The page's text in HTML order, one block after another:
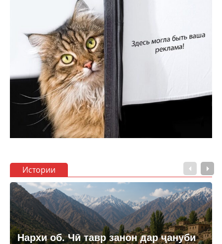
Истории
Нархи об. Чӣ тавр занон дар ҷануби